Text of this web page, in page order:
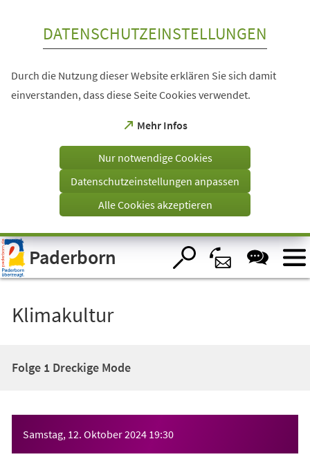
Visuelle
Assistenzsoftware
öffnen.
DATENSCHUTZEINSTELLUNGEN
Durch die Nutzung dieser Website erklären Sie sich damit
einverstanden, dass diese Seite Cookies verwendet.
Mehr Infos
(Öffnet
einem
Tab)
Nur notwendige Cookies
Datenschutzeinstellungen anpassen
Alle Cookies akzeptieren
Paderborn
Klimakultur
Folge 1 Dreckige Mode
Samstag, 12. Oktober 2024 19:30